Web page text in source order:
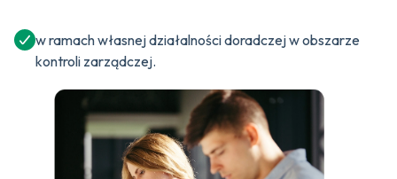
w ramach własnej działalności doradczej w obszarze
kontroli zarządczej.